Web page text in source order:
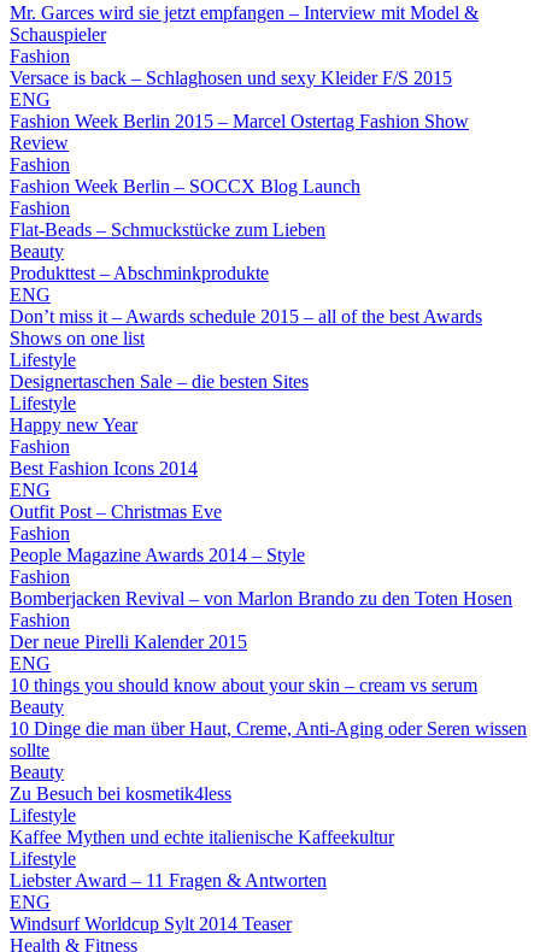
Mr. Garces wird sie jetzt empfangen – Interview mit Model &
Schauspieler
Fashion
Versace is back – Schlaghosen und sexy Kleider F/S 2015
ENG
Fashion Week Berlin 2015 – Marcel Ostertag Fashion Show
Review
Fashion
Fashion Week Berlin – SOCCX Blog Launch
Fashion
Flat-Beads – Schmuckstücke zum Lieben
Beauty
Produkttest – Abschminkprodukte
ENG
Don’t miss it – Awards schedule 2015 – all of the best Awards
Shows on one list
Lifestyle
Designertaschen Sale – die besten Sites
Lifestyle
Happy new Year
Fashion
Best Fashion Icons 2014
ENG
Outfit Post – Christmas Eve
Fashion
People Magazine Awards 2014 – Style
Fashion
Bomberjacken Revival – von Marlon Brando zu den Toten Hosen
Fashion
Der neue Pirelli Kalender 2015
ENG
10 things you should know about your skin – cream vs serum
Beauty
10 Dinge die man über Haut, Creme, Anti-Aging oder Seren wissen
sollte
Beauty
Zu Besuch bei kosmetik4less
Lifestyle
Kaffee Mythen und echte italienische Kaffeekultur
Lifestyle
Liebster Award – 11 Fragen & Antworten
ENG
Windsurf Worldcup Sylt 2014 Teaser
Health & Fitness